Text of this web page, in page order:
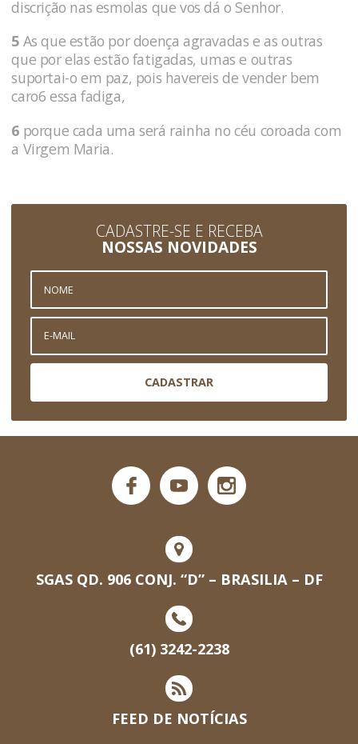
discrição nas esmolas que vos dá o Senhor.
5 As que estão por doença agravadas e as outras
que por elas estão fatigadas, umas e outras
suportai-o em paz, pois havereis de vender bem
caro6 essa fadiga,
6 porque cada uma será rainha no céu coroada com
a Virgem Maria.
CADASTRE-SE E RECEBA
NOSSAS NOVIDADES
CADASTRAR
SGAS QD. 906 CONJ. “D” – BRASILIA – DF
(61) 3242-2238
FEED DE NOTÍCIAS